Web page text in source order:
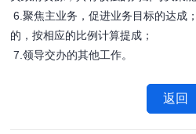
6.聚焦主业务，促进业务目标的达成
的，按相应的比例计算提成；
7.领导交办的其他工作。
返回